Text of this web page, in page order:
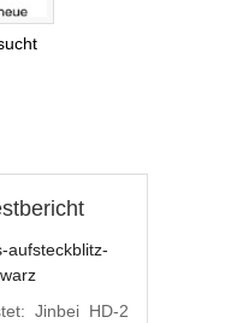
Jinbei HD-2